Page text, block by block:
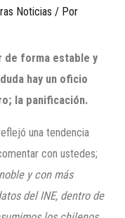
Noticias / Por
de forma estable y
hay un oficio
la panificación.
una tendencia
con ustedes;
y con más
del INE, dentro de